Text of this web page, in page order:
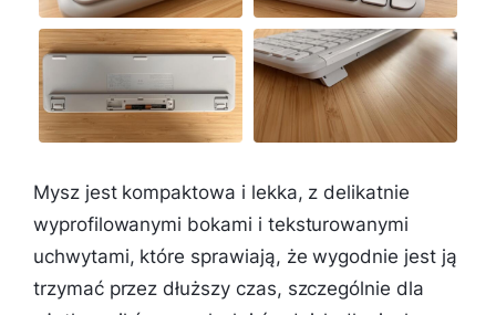
Mysz jest kompaktowa i lekka, z delikatnie
wyprofilowanymi bokami i teksturowanymi
uchwytami, które sprawiają, że wygodnie jest ją
trzymać przez dłuższy czas, szczególnie dla